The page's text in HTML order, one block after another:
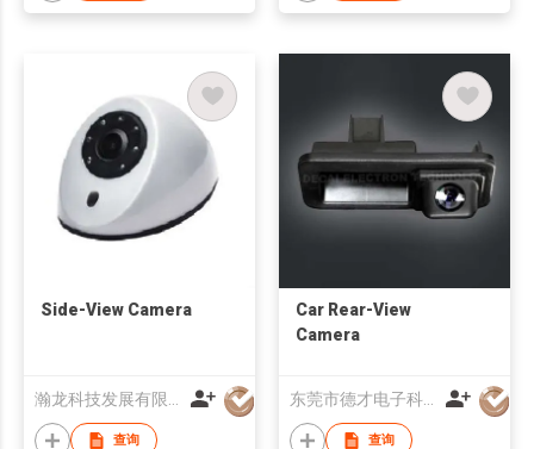
Side-View Camera
瀚龙科技发展有限公司
查询
Car Rear-View
Camera
东莞市德才电子科技有限公司
查询